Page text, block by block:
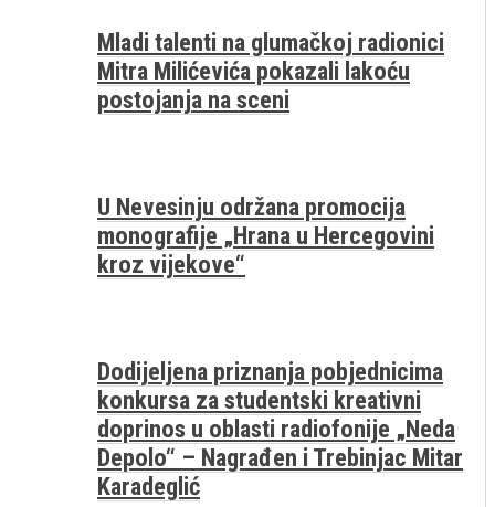
Mladi talenti na glumačkoj radionici
Mitra Milićevića pokazali lakoću
postojanja na sceni
U Nevesinju održana promocija
monografije „Hrana u Hercegovini
kroz vijekove“
Dodijeljena priznanja pobjednicima
konkursa za studentski kreativni
doprinos u oblasti radiofonije „Neda
Depolo“ – Nagrađen i Trebinjac Mitar
Karadeglić